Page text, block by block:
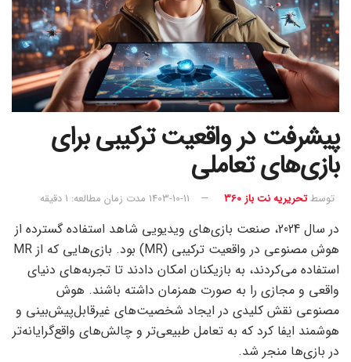
پیشرفت در واقعیت ترکیبی برای
بازی‌های تعاملی
توسطتحریریه نت باز 360 1403-10-11 مدت زمان مطالعه: 1 دقیقه
در سال 2024، صنعت بازی‌های ویدیویی شاهد استفاده گسترده از
هوش مصنوعی در واقعیت ترکیبی (MR) بود. بازی‌هایی که از MR
استفاده می‌کردند، به بازیکنان امکان دادند تا تجربه‌های دنیای
واقعی و مجازی را به صورت همزمان داشته باشند. هوش
مصنوعی نقش کلیدی در ایجاد شخصیت‌های غیرقابل‌پیش‌بینی و
هوشمند ایفا کرد که به تعامل طبیعی‌تر و چالش‌های واقع‌گرایانه‌تر
در بازی‌ها منجر شد.